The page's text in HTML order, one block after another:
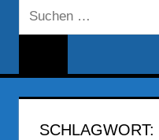
Suchen
nach:
SCHLAGWORT: